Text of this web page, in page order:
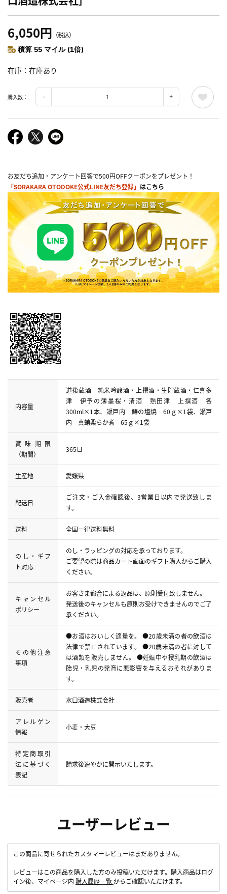
6,050円 （税込）
積算 55 マイル (1倍)
在庫 在庫あり
購入数：
お友だち追加・アンケート回答で500円OFFクーポンをプレゼント！
「SORAKARA OTODOKE公式LINE友だち登録」 はこちら
内容量
道後蔵酒 純米吟醸酒・上撰酒・生貯蔵酒・仁喜多
津 伊予の薄墨桜・清酒 熟田津 上撰酒 各
300ml×1本、瀬戸内 鰆の塩焼 60ｇ×1袋、瀬戸
内 真蛸柔らか煮 65ｇ×1袋
賞味期限
（期間）
365日
生産地 愛媛県
配送日
ご注文・ご入金確認後、3営業日以内で発送致しま
す。
送料 全国一律送料無料
のし・ギフ
ト対応
のし・ラッピングの対応を承っております。
ご要望の際は商品カート画面のギフト購入からご購入
ください。
キャンセル
ポリシー
お客さま都合による返品は、原則受付致しません。
発送後のキャンセルも原則お受けできませんのでご了
承ください。
その他注意
事項
●お酒はおいしく適量を。 ●20歳未満の者の飲酒は
法律で禁止されています。 ●20歳未満の者に対して
は酒類を販売しません。 ●妊娠中や授乳期の飲酒は
胎児・乳児の発育に悪影響を与えるおそれがありま
す。
販売者 水口酒造株式会社
アレルゲン
情報
小麦・大豆
特定商取引
法に基づく
表記
請求後速やかに開示いたします。
ユーザーレビュー
この商品に寄せられたカスタマーレビューはまだありません。
レビューはこの商品を購入した方のみ投稿いただけます。購入商品はログ
イン後、マイページ内 購入履歴一覧 からご確認いただけます。